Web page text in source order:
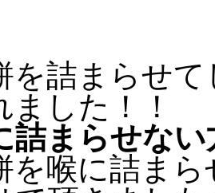
を詰まらせ
した！！
詰まらせな
を喉に詰ま